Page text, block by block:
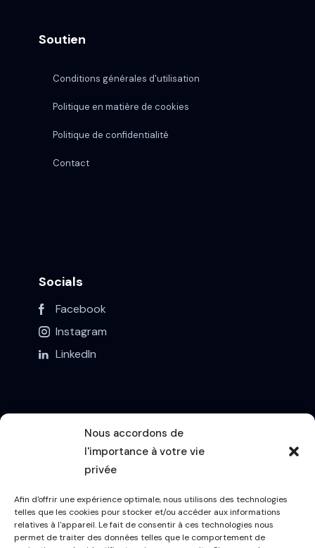
Nous accordons de
l'importance à votre vie
privée
Afin d'offrir une expérience optimale, nous utilisons des technologies
telles que les cookies pour stocker et/ou accéder aux informations
relatives à l'appareil. Le fait de consentir à ces technologies nous
permet de traiter des données telles que le comportement de
Soutien
Conditions générales d'utilisation
Politique en matière de cookies
Politique de confidentialité
Contact
Socials
Facebook
Instagram
LinkedIn
Contact
info@a-net.be
+32 (0) 11 49 06 40
Buntjesstraat 41, 3583 Paal